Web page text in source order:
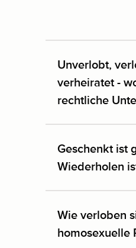
Unverlobt,
verheiratet -
rechtliche
Geschenkt ist
Wiederholen
Wie verloben
homosexuelle